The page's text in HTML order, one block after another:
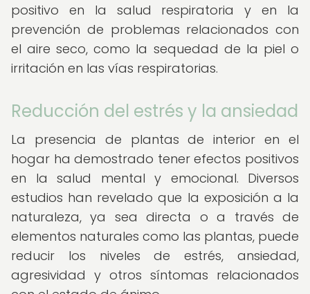
positivo en la salud respiratoria y en la
prevención de problemas relacionados con
el aire seco, como la sequedad de la piel o
irritación en las vías respiratorias.
Reducción del estrés y la ansiedad
La presencia de plantas de interior en el
hogar ha demostrado tener efectos positivos
en la salud mental y emocional. Diversos
estudios han revelado que la exposición a la
naturaleza, ya sea directa o a través de
elementos naturales como las plantas, puede
reducir los niveles de estrés, ansiedad,
agresividad y otros síntomas relacionados